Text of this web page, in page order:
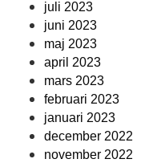
juli 2023
juni 2023
maj 2023
april 2023
mars 2023
februari 2023
januari 2023
december 2022
november 2022